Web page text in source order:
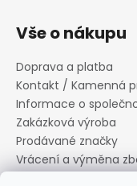
Vše o nákupu
Doprava a platba
Kontakt / Kamenná
Informace o
Zakázková výroba
Prodávané značky
Vrácení a výměna